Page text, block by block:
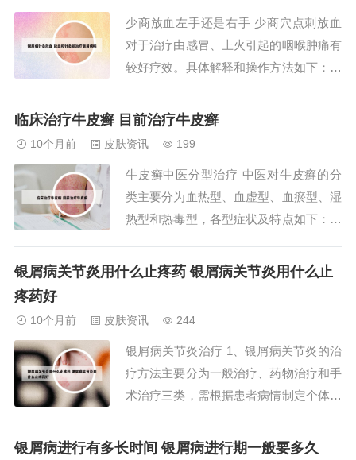
等，可根据病情联合使用以提高疗效。
2、银屑病生物制...
少商放血左手还是右手 少商穴点刺放血
对于治疗由感冒、上火引起的咽喉肿痛有
较好疗效。具体解释和操作方法如下：穴
指甲角0.1寸，是手太阴肺经的井穴。操
位：选取一侧大拇指，搓揉少商穴，以加
快血液循环，...
临床治疗牛皮癣 目前治疗牛皮癣
10个月前 皮肤资讯 199
牛皮癣中医分型治疗 中医对牛皮癣的分
类主要分为血热型、血虚型、血瘀型、湿
热型和热毒型，各型症状及特点如下：血
食失节（如过食腥发动风之物）导致脾胃
通过调节气血、清热解毒、活血化瘀等机
制改善症状，...
银屑病关节炎用什么止疼药 银屑病关节炎用什么止
疼药好
10个月前 皮肤资讯 244
银屑病关节炎治疗 1、银屑病关节炎的治
疗方法主要分为一般治疗、药物治疗和手
术治疗三类，需根据患者病情制定个体化
减轻症状并延缓疾病进展。患者需保证充
银屑病进行有多长时间 银屑病进行期一般要多久